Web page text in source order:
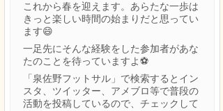
これから春を迎えます。あらたな一歩は
きっと楽しい時間の始まりだと思ってい
ます😄
一足先にそんな経験をした参加者があな
たのことを待っていますよ⚽
「泉佐野フットサル」で検索するとイン
スタ、ツイッター、アメブロ等で普段の
活動を投稿しているので、チェックして